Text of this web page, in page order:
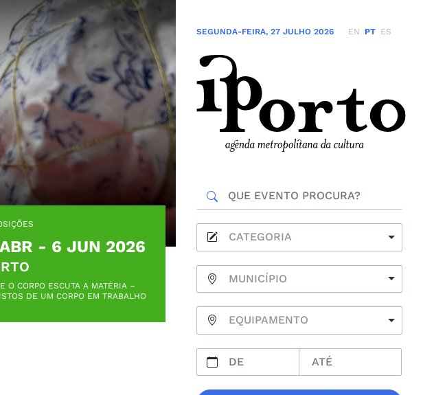
ABR - 6 JUN 2026
O CORPO ESCUTA A MATÉRIA –
DE UM CORPO EM TRABALHO
SEGUNDA-FEIRA, 27 JULHO 2026 EN PT ES
CATEGORIA
MUNICÍPIO
EQUIPAMENTO